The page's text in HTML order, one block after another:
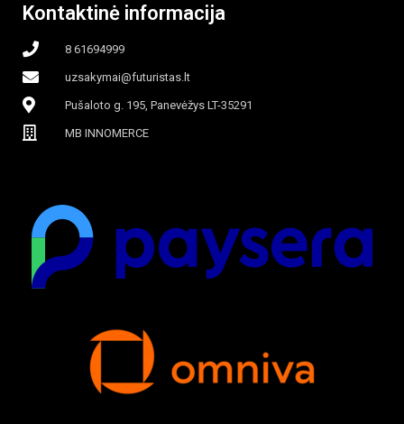
Kontaktinė informacija
8 61694999
uzsakymai@futuristas.lt
Pušaloto g. 195, Panevėžys LT-35291
MB INNOMERCE